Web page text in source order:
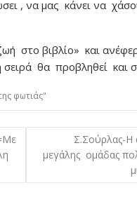
, να μας κάνει να
στο βιβλίο» και
θα προβληθεί και
φωτιάς"
Σ.Σούρλας-Η
μεγάλης ομάδας